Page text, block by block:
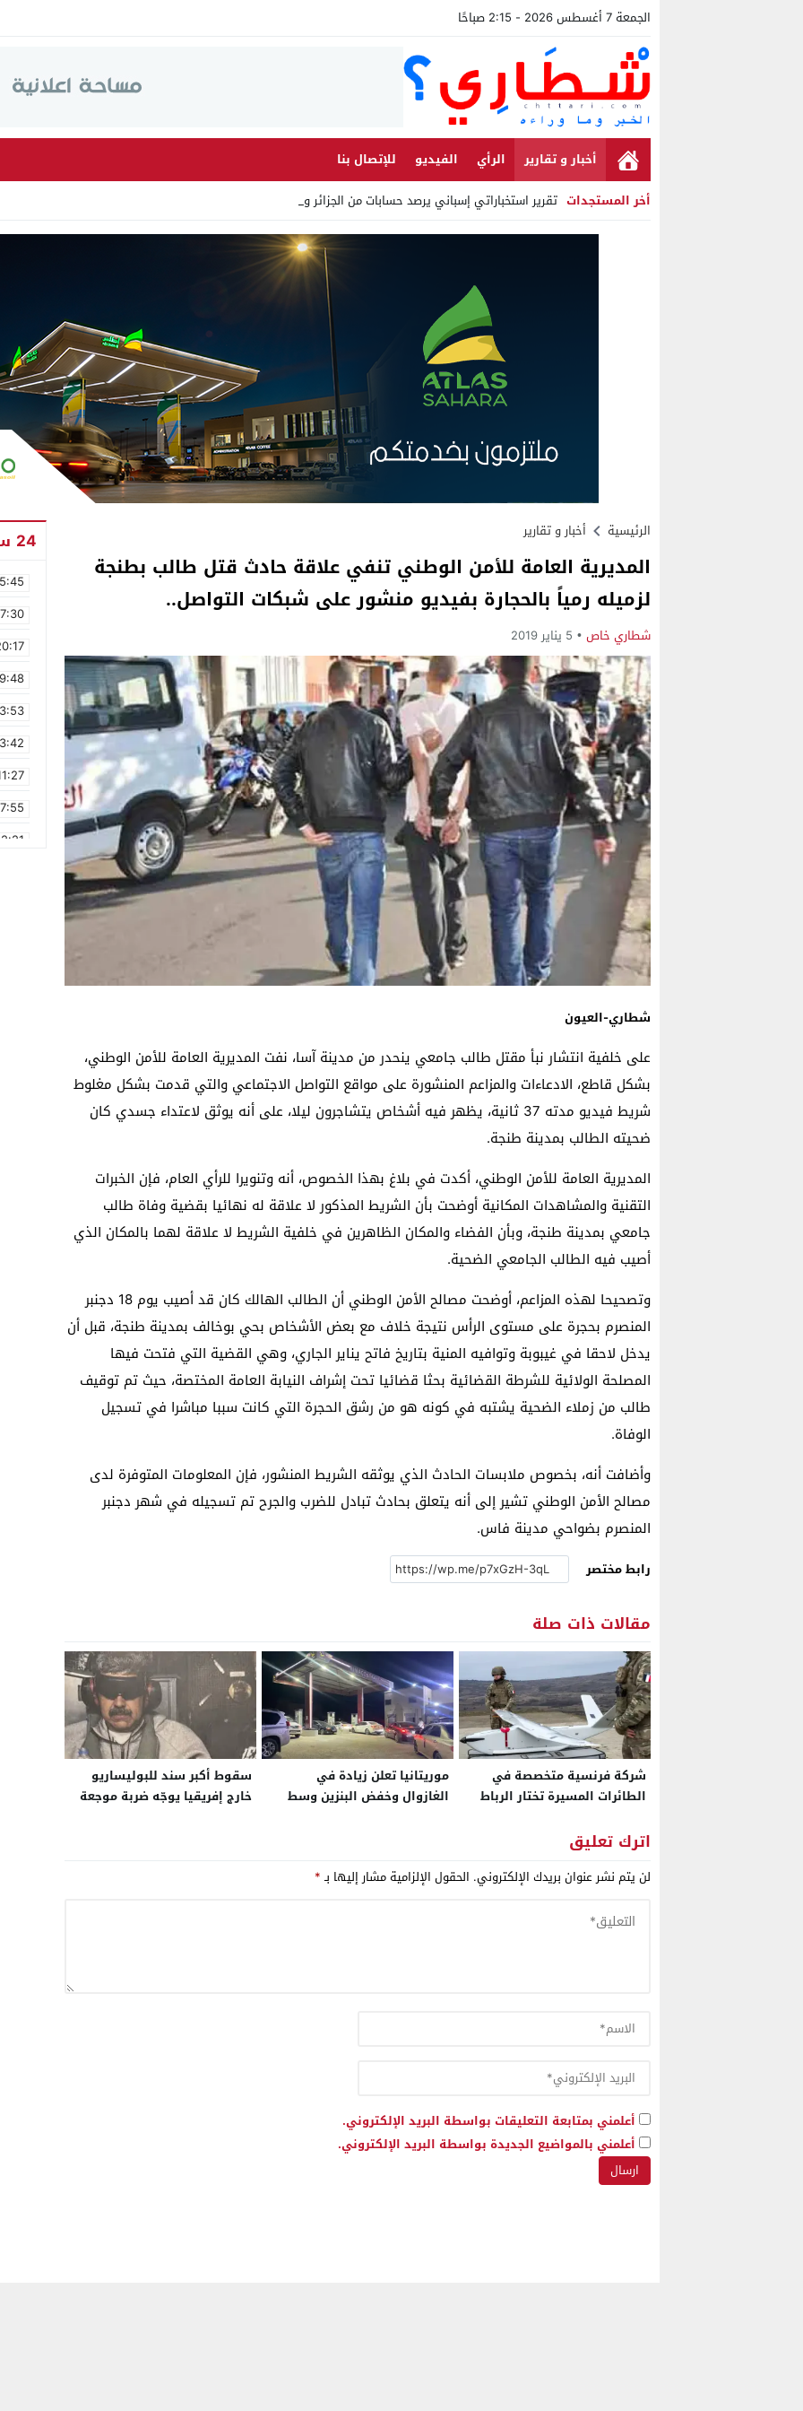
الجمعة 7 أغسطس 2026 - 2:15 صباحًا
أخبار و تقارير الرأي الفيديو
للإتصال بنا
أخر المستجدات تقرير استخباراتي إسباني يرصد حسابات من الجزائر وأرقاما بـ”2 _
Stop
الرئيسية أخبار و تقارير
المديرية العامة للأمن الوطني تنفي علاقة حادث قتل طالب بطنجة
لزميله رمياً بالحجارة بفيديو منشور على شبكات التواصل..
شطاري خاص 5 يناير 2019
شطاري-العيون
على خلفية انتشار نبأ مقتل طالب جامعي ينحدر من مدينة آسا، نفت المديرية العامة للأمن الوطني،
بشكل قاطع، الادعاءات والمزاعم المنشورة على مواقع التواصل الاجتماعي والتي قدمت بشكل مغلوط
شريط فيديو مدته 37 ثانية، يظهر فيه أشخاص يتشاجرون ليلا، على أنه يوثق لاعتداء جسدي كان
ضحيته الطالب بمدينة طنجة.
المديرية العامة للأمن الوطني، أكدت في بلاغ بهذا الخصوص، أنه وتنويرا للرأي العام، فإن الخبرات
التقنية والمشاهدات المكانية أوضحت بأن الشريط المذكور لا علاقة له نهائيا بقضية وفاة طالب
جامعي بمدينة طنجة، وبأن الفضاء والمكان الظاهرين في خلفية الشريط لا علاقة لهما بالمكان الذي
أصيب فيه الطالب الجامعي الضحية.
وتصحيحا لهذه المزاعم، أوضحت مصالح الأمن الوطني أن الطالب الهالك كان قد أصيب يوم 18 دجنبر
المنصرم بحجرة على مستوى الرأس نتيجة خلاف مع بعض الأشخاص بحي بوخالف بمدينة طنجة، قبل أن
يدخل لاحقا في غيبوبة وتوافيه المنية بتاريخ فاتح يناير الجاري، وهي القضية التي فتحت فيها
المصلحة الولائية للشرطة القضائية بحثا قضائيا تحت إشراف النيابة العامة المختصة، حيث تم توقيف
طالب من زملاء الضحية يشتبه في كونه هو من رشق الحجرة التي كانت سببا مباشرا في تسجيل
الوفاة.
وأضافت أنه، بخصوص ملابسات الحادث الذي يوثقه الشريط المنشور، فإن المعلومات المتوفرة لدى
مصالح الأمن الوطني تشير إلى أنه يتعلق بحادث تبادل للضرب والجرح تم تسجيله في شهر دجنبر
المنصرم بضواحي مدينة فاس.
رابط مختصر
مقالات ذات صلة
شركة فرنسية متخصصة في
الطائرات المسيرة تختار الرباط
حضورها الإقليمي
موريتانيا تعلن زيادة في
الغازوال وخفض البنزين وسط
سقوط أكبر سند للبوليساريو
خارج إفريقيا يوجّه ضربة موجعة
اترك تعليق
لن يتم نشر عنوان بريدك الإلكتروني. الحقول الإلزامية مشار إليها بـ*
أعلمني بمتابعة التعليقات بواسطة البريد الإلكتروني.
أعلمني بالمواضيع الجديدة بواسطة البريد الإلكتروني.
24 ساعة